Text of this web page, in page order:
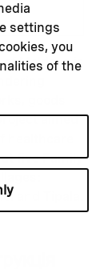
settings
you
of the
Moldova is
aimed
five Family
and Tipala.